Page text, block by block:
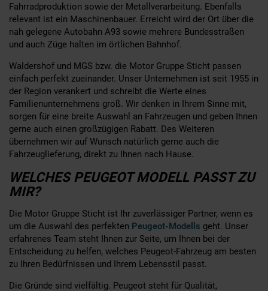
Fahrradproduktion sowie der Metallverarbeitung. Ebenfalls
relevant ist ein Maschinenbauer. Erreicht wird der Ort über die
nah gelegene Autobahn A93 sowie mehrere Bundesstraßen
und auch Züge halten im örtlichen Bahnhof.
Waldershof und MGS bzw. die Motor Gruppe Sticht passen
einfach perfekt zueinander. Unser Unternehmen ist seit 1955 in
der Region verankert und schreibt die Werte eines
Familienunternehmens groß. Wir denken in Ihrem Sinne mit,
sorgen für eine breite Auswahl an Fahrzeugen und geben Ihnen
gerne auch einen großzügigen Rabatt. Des Weiteren
übernehmen wir auf Wunsch natürlich gerne auch die
Fahrzeuglieferung, direkt zu Ihnen nach Hause.
WELCHES PEUGEOT MODELL PASST ZU
MIR?
Die Motor Gruppe Sticht ist Ihr zuverlässiger Partner, wenn es
um die Auswahl des perfekten Peugeot-Modells geht. Unser
erfahrenes Team steht Ihnen zur Seite, um Ihnen bei der
Entscheidung zu helfen, welches Peugeot-Fahrzeug am besten
zu Ihren Bedürfnissen und Ihrem Lebensstil passt.
Die Gründe sind vielfältig. Peugeot steht für Qualität,